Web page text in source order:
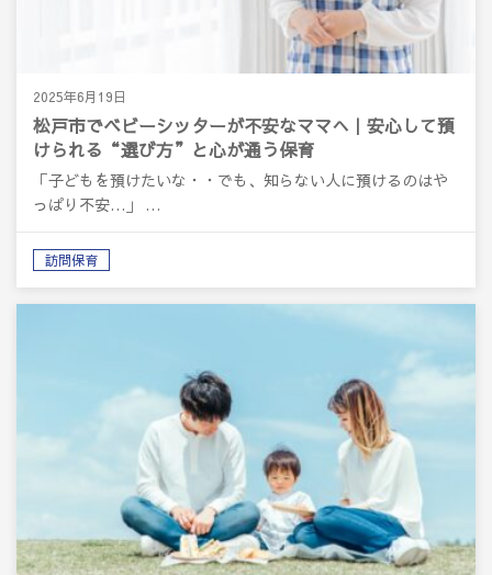
2025年6月19日
松戸市でベビーシッターが不安なママへ｜安心して預
けられる“選び方”と心が通う保育
「子どもを預けたいな・・でも、知らない人に預けるのはや
っぱり不安…」 …
訪問保育